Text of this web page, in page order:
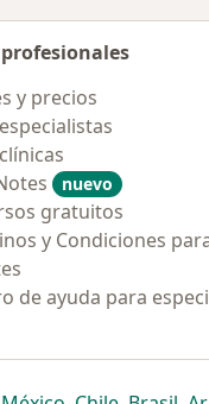
y precios
nuevo
gratuitos
y Condiciones
de ayuda para